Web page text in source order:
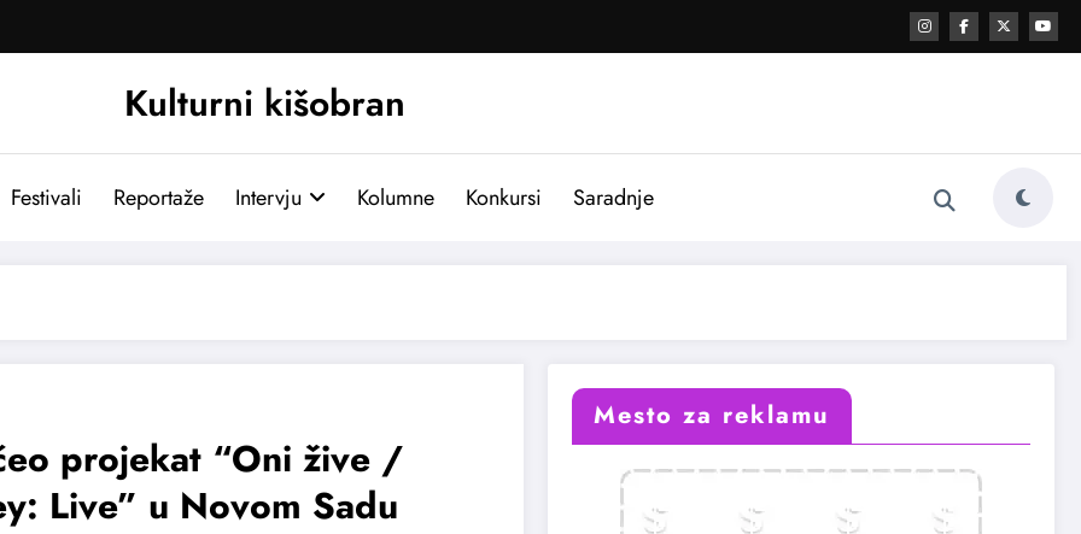
Kulturni kišobran
Festivali Reportaže Intervju Kolumne Konkursi Saradnje
projekat “Oni žive /
Live” u Novom Sadu
Mesto za reklamu